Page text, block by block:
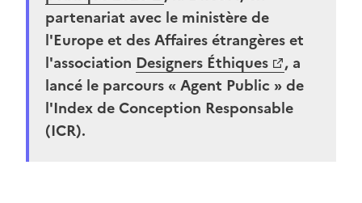
partenariat avec le ministère de
l'Europe et des Affaires étrangères et
l'association
(Ouvre une nouvelle fenêtre)
Designers Éthiques
, a
lancé le parcours « Agent Public » de
l'Index de Conception Responsable
(ICR).